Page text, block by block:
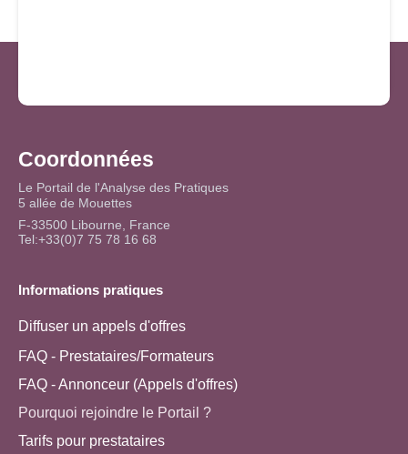
Coordonnées
Le Portail de l'Analyse des Pratiques
5 allée de Mouettes
F-33500 Libourne, France
Tel:+33(0)7 75 78 16 68
Informations pratiques
Diffuser un appels d'offres
FAQ - Prestataires/Formateurs
FAQ - Annonceur (Appels d'offres)
Pourquoi rejoindre le Portail ?
Tarifs pour prestataires